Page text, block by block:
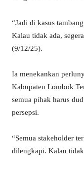
“Jadi di kasus
Kalau tidak ada,
(9/12/25).
Ia menekankan
Kabupaten Lombok
semua pihak harus
persepsi.
“Semua stakeholder
dilengkapi. Kalau